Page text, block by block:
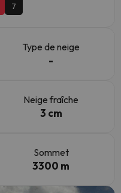
7
Type de neige
-
Neige fraîche
3 cm
Sommet
3300 m